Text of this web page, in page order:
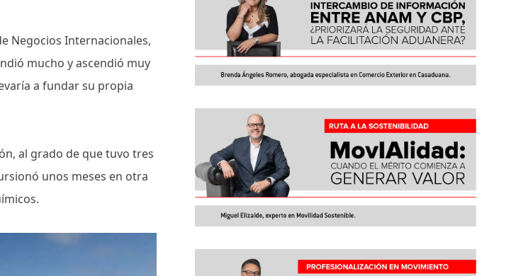
Negocios Internacionales,
mucho y ascendió muy
a fundar su propia
al grado de que tuvo tres
unos meses en otra